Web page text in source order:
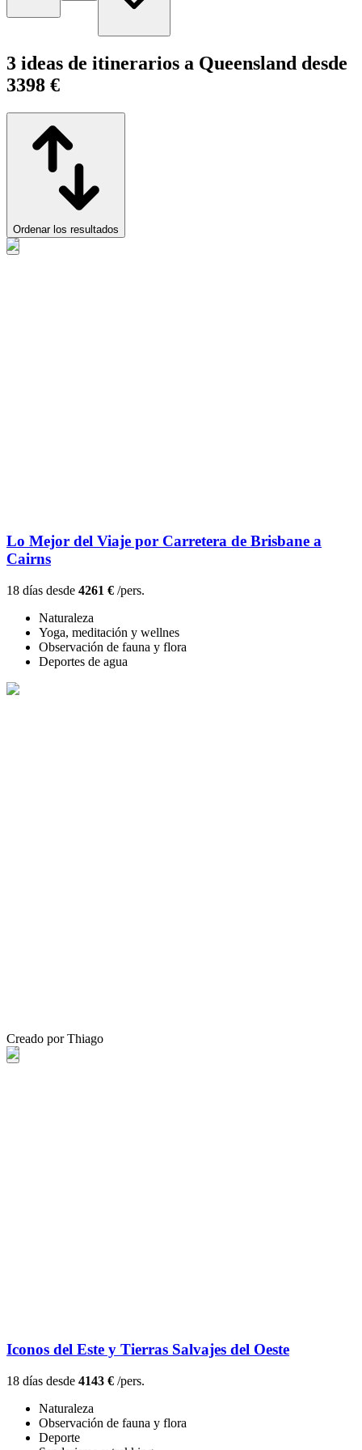
3 ideas de itinerarios a Queensland desde
3398 €
Ordenar los resultados
Lo Mejor del Viaje por Carretera de Brisbane a
Cairns
18 días desde 4261 € /pers.
Naturaleza
Yoga, meditación y wellnes
Observación de fauna y flora
Deportes de agua
Creado por Thiago
Iconos del Este y Tierras Salvajes del Oeste
18 días desde 4143 € /pers.
Naturaleza
Observación de fauna y flora
Deporte